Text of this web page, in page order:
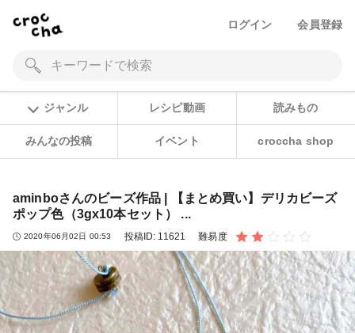
ログイン 会員登録
ジャンル レシピ動画 読みもの
みんなの投稿 イベント croccha shop
aminboさんのビーズ作品 | 【まとめ買い】デリカビーズ
ポップ色（3gx10本セット） ...
2020年06月02日 00:53 投稿ID: 11621 難易度